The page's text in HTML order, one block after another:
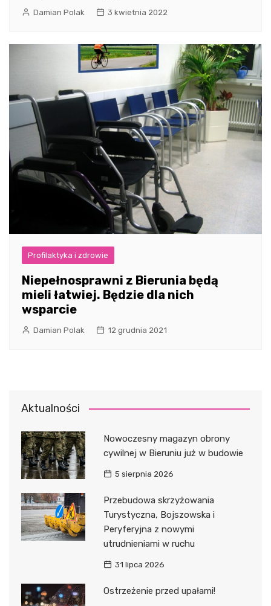
Damian Polak 3 kwietnia 2022
Profilaktyka i zdrowie
Niepełnosprawni z Bierunia będą
mieli łatwiej. Będzie dla nich
wsparcie
Damian Polak 12 grudnia 2021
Aktualności
Nowoczesny magazyn obrony
cywilnej w Bieruniu już w budowie
5 sierpnia 2026
Przebudowa skrzyżowania
Turystyczna, Bojszowska i
Peryferyjna z nowymi
utrudnieniami w ruchu
31 lipca 2026
Ostrzeżenie przed upałami!